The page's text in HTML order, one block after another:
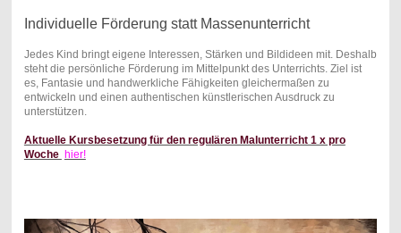
Individuelle Förderung statt Massenunterricht
Jedes Kind bringt eigene Interessen, Stärken und Bildideen mit. Deshalb
steht die persönliche Förderung im Mittelpunkt des Unterrichts. Ziel ist
es, Fantasie und handwerkliche Fähigkeiten gleichermaßen zu
entwickeln und einen authentischen künstlerischen Ausdruck zu
unterstützen.
Aktuelle Kursbesetzung für den regulären Malunterricht 1 x pro
Woche hier!